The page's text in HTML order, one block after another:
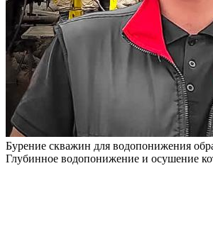
Бурение скважин для водопонижения
Глубинное водопонижение и осушение